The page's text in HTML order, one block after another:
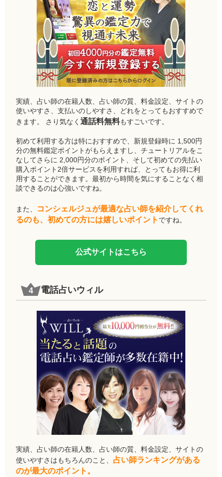
実績、占い師の在籍人数、占い師の質、料金設定、サイトの
使いやすさ、支払いのしやすさ、どれをとってもおすすめで
きます。 さり気なく通話料無料もすごいです。
初めて利用する方は特におすすめで、新規登録時に 1,500円
分の無料鑑定ポイントがもらえますし、チュートリアルをこ
なしてさらに 2,000円分のポイント、そして初めての先払い
購入ポイント2倍サービスを利用すれば、とってもお得に利
用することができます。最初から時間を気にすることなく相
談できるのは心強いですね。
また、
コンシェルジュが最適な占い師を紹介してくれ
るのも、初めての方には嬉しいポイント ですね。
公式サイトはこちら
電話占いウィル
実績、占い師の在籍人数、占い師の質、料金設定、サイトの
使いやすさはもちろんのこと、 占い師ランキングがある
のが最大のポイント。